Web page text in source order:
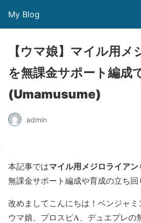
My Blog
【ウマ娘】マイル用メ
を無課金サポート編成
(Umamusume)
admin
本記事ではマイル用メジロライアン
無課金サポート編成や育成の立ち回
改めましてこんにちは！ベンジャミ
ウマ娘、プロスピA、デュエプレの